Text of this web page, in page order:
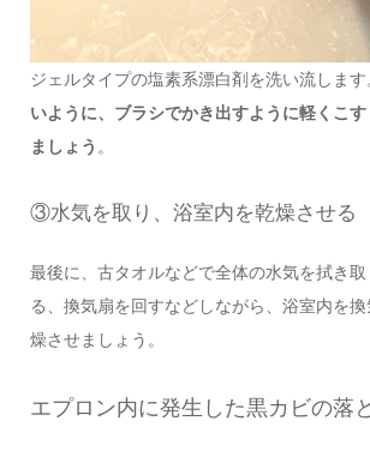
ジェルタイプの塩素系漂白剤を洗い流します
いように、ブラシでかき出すように軽くこ
ましょう 。
③水気を取り、浴室内を乾燥させる
最後に、古タオルなどで全体の水気を拭き
る、換気扇を回すなどしながら、浴室内を
燥させましょう。
エプロン内に発生した黒カビの落